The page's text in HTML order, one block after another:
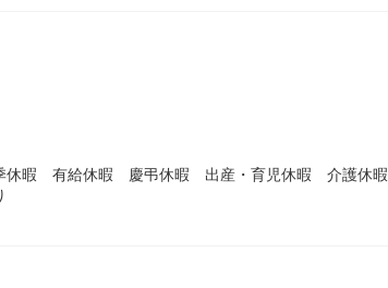
暇 有給休暇 慶弔休暇 出産・育児休暇 介護休暇